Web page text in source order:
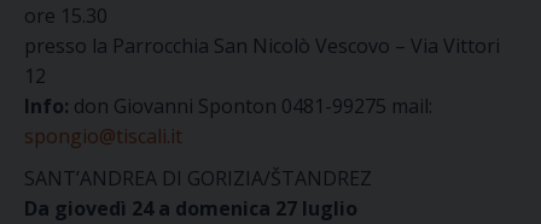
ore 15.30
presso la Parrocchia San Nicolò Vescovo – Via Vittori
12
Info: don Giovanni Sponton 0481-99275 mail:
spongio@tiscali.it
SANT’ANDREA DI GORIZIA/ŠTANDREZ
Da giovedì 24 a domenica 27 luglio